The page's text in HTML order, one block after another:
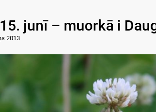
junī – muorkā i
2013